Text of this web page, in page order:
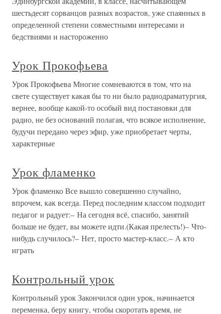
шестьдесят сорванцов разных возрастов, уже спаянных в
определенной степени совместными интересами и
бедствиями и настороженно
Урок Прокофьева
Урок Прокофьева Многие сомневаются в том, что на
свете существует какая бы то ни было радиодраматургия,
вернее, вообще какой-то особый вид постановки для
радио, не без оснований полагая, что всякое исполнение,
будучи передано через эфир, уже приобретает черты,
характерные
Урок фламенко
Урок фламенко Все вышло совершенно случайно,
впрочем, как всегда. Перед последним классом подходит
педагог и радует:– На сегодня всё, спасибо, занятий
больше не будет, вы можете идти.(Какая прелесть!)– Что-
нибудь случилось?– Нет, просто мастер-класс.– А кто
играть
Контрольный урок
Контрольный урок Закончился один урок, начинается
переменка, беру книгу, чтобы скоротать время, не